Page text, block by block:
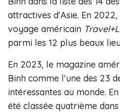
attractives d'Asie. En
voyage américain
parmi les 12 plus beaux
En 2023, le magazine
Binh comme l'une des 23
intéressantes au monde.
été classée quatrième